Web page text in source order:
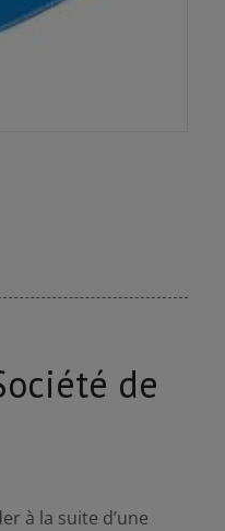
de
à la suite d’une